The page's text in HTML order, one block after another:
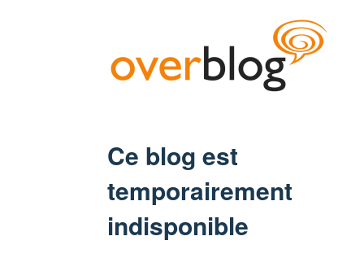
Ce blog est
temporairement
indisponible